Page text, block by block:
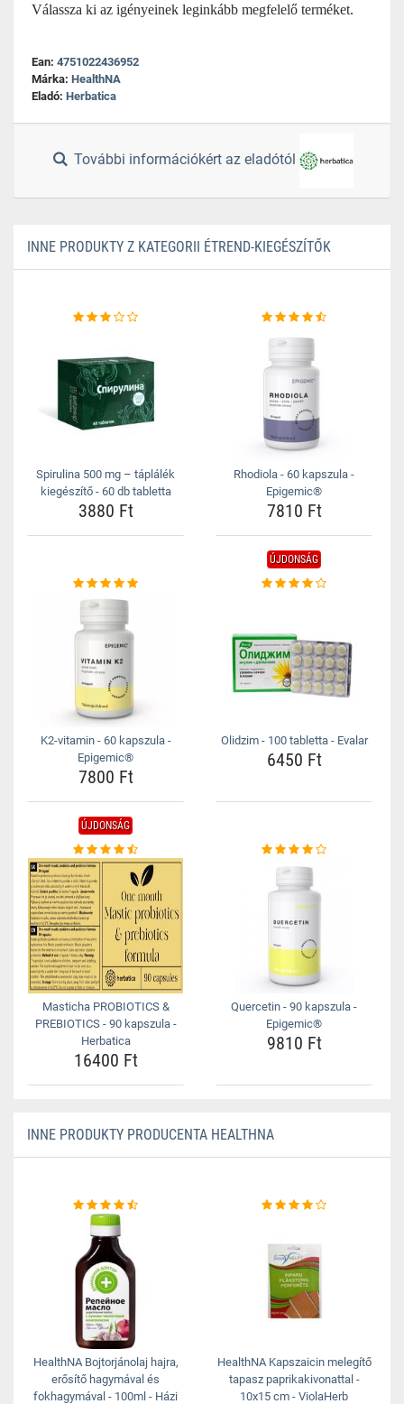
Válassza ki az igényeinek leginkább megfelelő terméket.
Ean: 4751022436952
Márka: HealthNA
Eladó: Herbatica
További információkért az eladótól
INNE PRODUKTY Z KATEGORII ÉTREND-KIEGÉSZÍTŐK
Spirulina 500 mg – táplálék
kiegészítő - 60 db tabletta
3880 Ft
Rhodiola - 60 kapszula -
Epigemic®
7810 Ft
K2-vitamin - 60 kapszula -
Epigemic®
7800 Ft
ÚJDONSÁG
Olidzim - 100 tabletta - Evalar
6450 Ft
ÚJDONSÁG
Masticha PROBIOTICS &
PREBIOTICS - 90 kapszula -
Herbatica
16400 Ft
Quercetin - 90 kapszula -
Epigemic®
9810 Ft
INNE PRODUKTY PRODUCENTA HEALTHNA
HealthNA Bojtorjánolaj hajra,
erősítő hagymával és
fokhagymával - 100ml - Házi
HealthNA Kapszaicin melegítő
tapasz paprikakivonattal -
10x15 cm - ViolaHerb